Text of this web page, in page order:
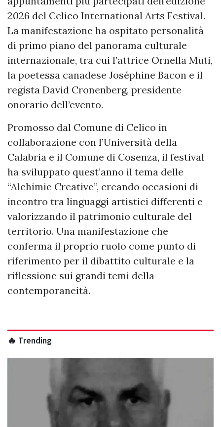
2026 del Celico International Arts Festival.
La manifestazione ha ospitato personalità
di primo piano del panorama culturale
internazionale, tra cui l’attrice Ornella Muti,
la poetessa canadese Joséphine Bacon e il
regista David Cronenberg, presidente
onorario dell’evento.
Promosso dal Comune di Celico in
collaborazione con l’Università della
Calabria e il Comune di Cosenza, il festival
ha sviluppato quest’anno il tema delle
“Alchimie Creative”, creando occasioni di
incontro tra linguaggi artistici differenti e
valorizzando il patrimonio culturale del
territorio. Una manifestazione che
conferma il proprio ruolo come punto di
riferimento per il dibattito culturale e la
riflessione sui grandi temi della
contemporaneità.
🔥 Trending